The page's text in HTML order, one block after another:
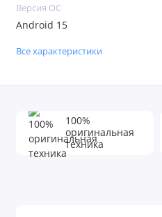
Версия ОС
Android 15
Все характеристики
100%
оригинальная
техника